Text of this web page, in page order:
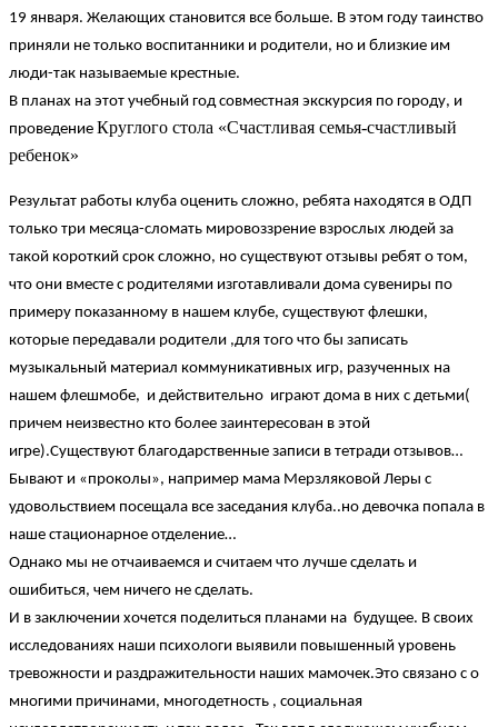
19 января. Желающих становится все больше. В этом году таинство
приняли не только воспитанники и родители, но и близкие им
люди-так называемые крестные.
В планах на этот учебный год совместная экскурсия по городу, и
проведение Круглого стола «Счастливая семья-счастливый
ребенок»
Результат работы клуба оценить сложно, ребята находятся в ОДП
только три месяца-сломать мировоззрение взрослых людей за
такой короткий срок сложно, но существуют отзывы ребят о том,
что они вместе с родителями изготавливали дома сувениры по
примеру показанному в нашем клубе, существуют флешки,
которые передавали родители ,для того что бы записать
музыкальный материал коммуникативных игр, разученных на
нашем флешмобе, и действительно играют дома в них с детьми(
причем неизвестно кто более заинтересован в этой
игре).Существуют благодарственные записи в тетради отзывов…
Бывают и «проколы», например мама Мерзляковой Леры с
удовольствием посещала все заседания клуба..но девочка попала в
наше стационарное отделение…
Однако мы не отчаиваемся и считаем что лучше сделать и
ошибиться, чем ничего не сделать.
И в заключении хочется поделиться планами на будущее. В своих
исследованиях наши психологи выявили повышенный уровень
тревожности и раздражительности наших мамочек.Это связано с о
многими причинами, многодетность , социальная